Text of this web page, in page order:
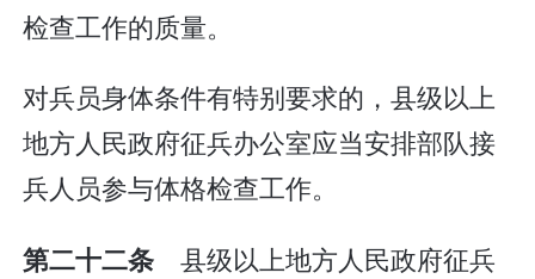
检查工作的质量。
对兵员身体条件有特别要求的，县级以上
地方人民政府征兵办公室应当安排部队接
兵人员参与体格检查工作。
第二十二条 县级以上地方人民政府征兵